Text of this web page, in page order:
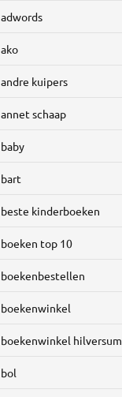
adwords
ako
andre kuipers
annet schaap
baby
bart
beste kinderboeken
boeken top 10
boekenbestellen
boekenwinkel
boekenwinkel hilversum
bol